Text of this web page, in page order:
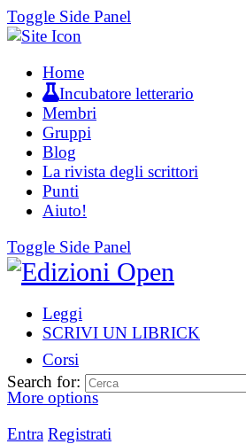
Toggle Side Panel
Home
Incubatore letterario
Membri
Gruppi
Blog
La rivista degli scrittori
Punti
Aiuto!
Toggle Side Panel
Leggi
SCRIVI UN LIBRICK
Corsi
More options
Entra Registrati
Search for: